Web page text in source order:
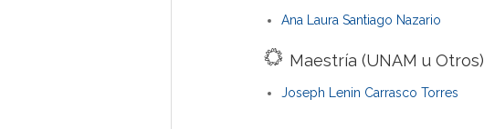
Ana Laura Santiago Nazario
Maestría (UNAM u Otros)
Joseph Lenin Carrasco Torres